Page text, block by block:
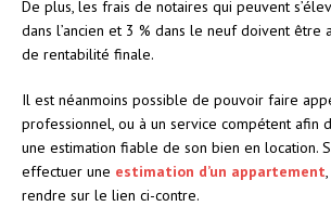
De plus, les frais de notaires qui peuvent
dans l’ancien et 3 % dans le neuf doivent être
de rentabilité finale.
Il est néanmoins possible de pouvoir faire
professionnel, ou à un service compétent afin
une estimation fiable de son bien en location.
effectuer une estimation d’un appartement
rendre sur le lien ci-contre.